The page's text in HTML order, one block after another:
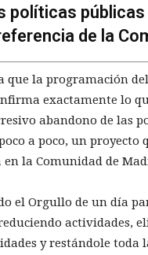
políticas
de la
que la programación
exactamente lo
abandono de las
a poco, un proyecto
la Comunidad de
el Orgullo de un día
actividades,
y restándole